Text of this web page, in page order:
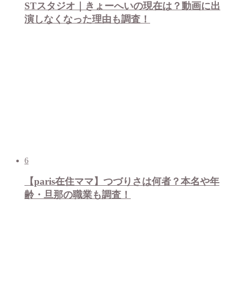
STスタジオ｜きょーへいの現在は？動画に出
演しなくなった理由も調査！
6
【paris在住ママ】つづりさは何者？本名や年
齢・旦那の職業も調査！